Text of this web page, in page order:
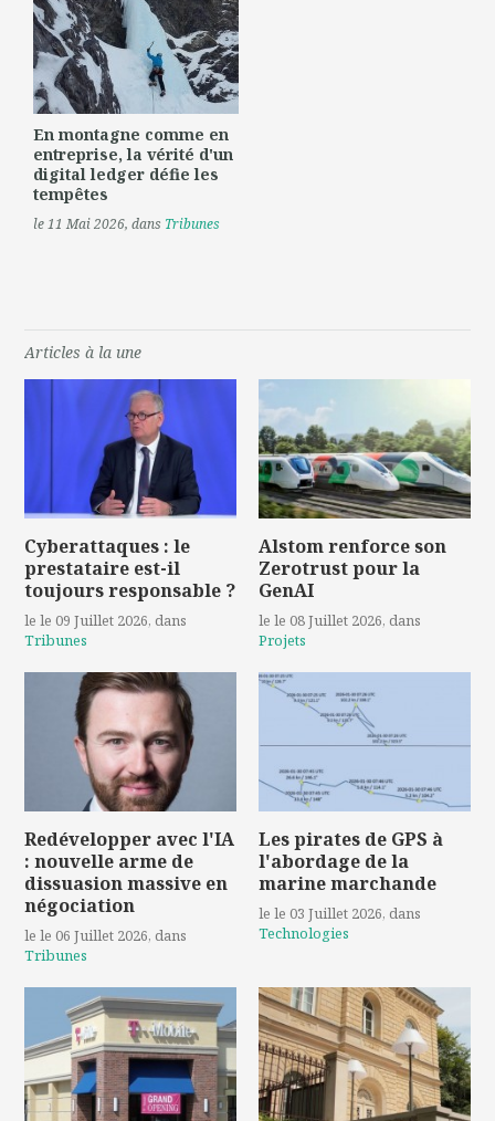
En montagne comme en
entreprise, la vérité d'un
digital ledger défie les
tempêtes
le 11 Mai 2026, dans Tribunes
Articles à la une
Cyberattaques : le
prestataire est-il
toujours responsable ?
le le 09 Juillet 2026, dans
Tribunes
Alstom renforce son
Zerotrust pour la
GenAI
le le 08 Juillet 2026, dans
Projets
Redévelopper avec l'IA
: nouvelle arme de
dissuasion massive en
négociation
le le 06 Juillet 2026, dans
Tribunes
Les pirates de GPS à
l'abordage de la
marine marchande
le le 03 Juillet 2026, dans
Technologies